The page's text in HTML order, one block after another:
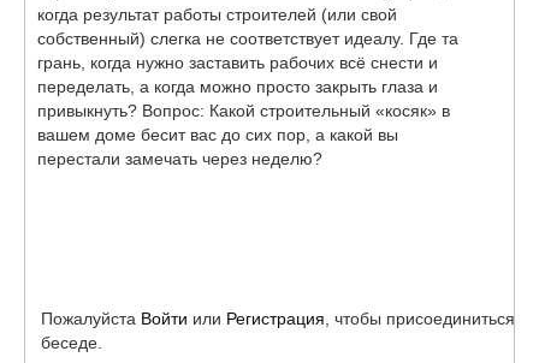
когда результат работы строителей (или свой
собственный) слегка не соответствует идеалу. Где та
грань, когда нужно заставить рабочих всё снести и
переделать, а когда можно просто закрыть глаза и
привыкнуть? Вопрос: Какой строительный «косяк» в
вашем доме бесит вас до сих пор, а какой вы
перестали замечать через неделю?
Пожалуйста Войти или Регистрация , чтобы присоединиться к
беседе.